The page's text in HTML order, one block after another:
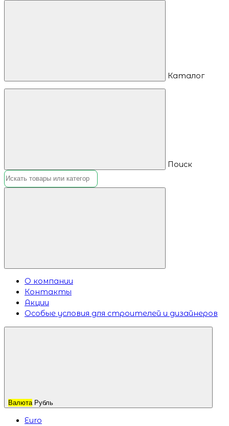
Каталог
Поиск
О компании
Контакты
Акции
Особые условия для строителей и дизайнеров
Валюта Рубль
Euro